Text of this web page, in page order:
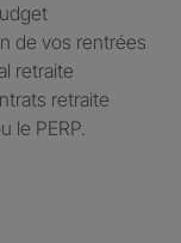
de vos rentrées
retraite
retraite
le PERP.